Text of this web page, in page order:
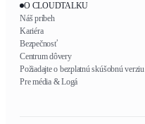
O CLOUDTALKU
Náš príbeh
Kariéra
Bezpečnosť
Centrum dôvery
Požiadajte o bezplatnú skúšobnú verziu
Pre média & Logá